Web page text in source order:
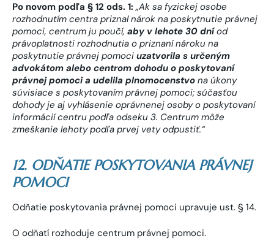
Po novom podľa § 12 ods. 1: „Ak sa fyzickej osobe
rozhodnutím centra priznal nárok na poskytnutie právnej
pomoci, centrum ju poučí, aby v lehote 30 dní od
právoplatnosti rozhodnutia o priznaní nároku na
poskytnutie právnej pomoci uzatvorila s určeným
advokátom alebo centrom dohodu o poskytovaní
právnej pomoci a udelila plnomocenstvo na úkony
súvisiace s poskytovaním právnej pomoci; súčasťou
dohody je aj vyhlásenie oprávnenej osoby o poskytovaní
informácií centru podľa odseku 3. Centrum môže
zmeškanie lehoty podľa prvej vety odpustiť.“
12. ODŇATIE POSKYTOVANIA PRÁVNEJ
POMOCI
Odňatie poskytovania právnej pomoci upravuje ust. § 14.
O odňatí rozhoduje centrum právnej pomoci.